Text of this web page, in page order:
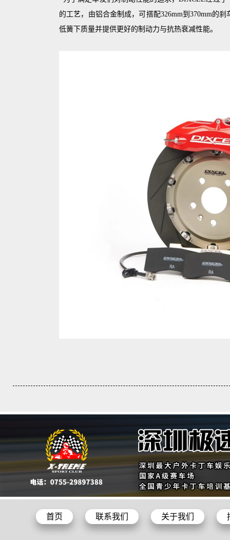
的工艺，由铝合金制成，可搭配326mm到370mm的
低簧下质量并提供更好的制动力与抗热衰减性能。
首页 联系我们 关于我们